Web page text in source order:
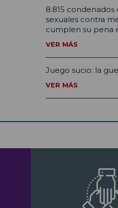
8.815
sexuales contra
cumplen su pena
VER MÁS
Juego sucio: la
VER MÁS